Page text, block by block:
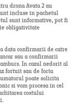
drona Avata 2 au
incluse in pachetul
sunt informative, pot fi
obligativitate
data confirmarii de catre
sau a confirmarii
In cazul nedorit al
fortuit sau de forta
poate solicita
si vom procesa in cel
costului